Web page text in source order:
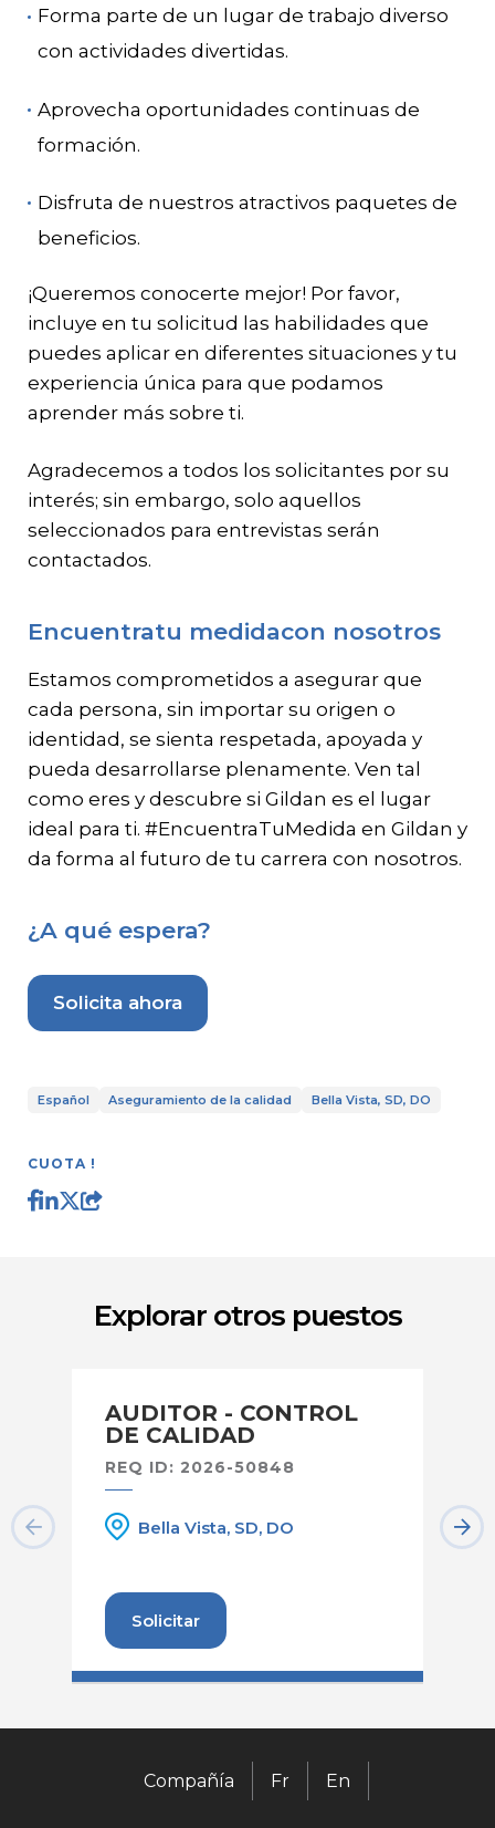
Español Aseguramiento de la calidad Bella Vista, SD, DO
CUOTA !
Forma parte de un lugar de trabajo diverso
con actividades divertidas.
Aprovecha oportunidades continuas de
formación.
Disfruta de nuestros atractivos paquetes de
beneficios.
¡Queremos conocerte mejor! Por favor,
incluye en tu solicitud las habilidades que
puedes aplicar en diferentes situaciones y tu
experiencia única para que podamos
aprender más sobre ti.
Agradecemos a todos los solicitantes por su
interés; sin embargo, solo aquellos
seleccionados para entrevistas serán
contactados.
Encuentratu medidacon nosotros
Estamos comprometidos a asegurar que
cada persona, sin importar su origen o
identidad, se sienta respetada, apoyada y
pueda desarrollarse plenamente. Ven tal
como eres y descubre si Gildan es el lugar
ideal para ti. #EncuentraTuMedida en Gildan y
da forma al futuro de tu carrera con nosotros.
¿A qué espera?
Solicita ahora
Explorar otros puestos
AUDITOR - CONTROL
DE CALIDAD
REQ ID: 2026-50848
Bella Vista, SD, DO
Solicitar
Compañía Fr En